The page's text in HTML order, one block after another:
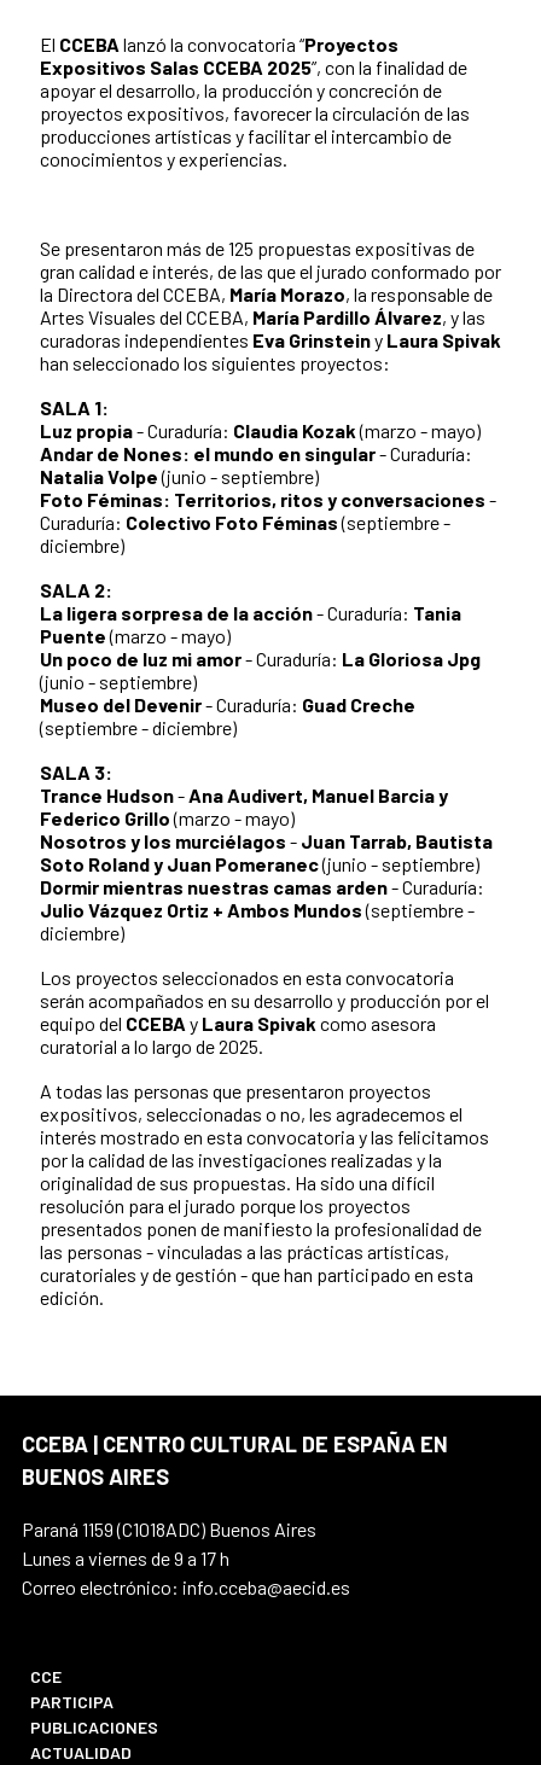
El CCEBA lanzó la convocatoria “Proyectos
Expositivos Salas CCEBA 2025”, con la finalidad de
apoyar el desarrollo, la producción y concreción de
proyectos expositivos, favorecer la circulación de las
producciones artísticas y facilitar el intercambio de
conocimientos y experiencias.
Se presentaron más de 125 propuestas expositivas de
gran calidad e interés, de las que el jurado conformado por
la Directora del CCEBA, María Morazo, la responsable de
Artes Visuales del CCEBA, María Pardillo Álvarez, y las
curadoras independientes Eva Grinsteiny Laura Spivak
han seleccionado los siguientes proyectos:
SALA 1:
Luz propia- Curaduría: Claudia Kozak(marzo - mayo)
Andar de Nones: el mundo en singular- Curaduría:
Natalia Volpe(junio - septiembre)
Foto Féminas: Territorios, ritos y conversaciones -
Curaduría: Colectivo Foto Féminas(septiembre -
diciembre)
SALA 2:
La ligera sorpresa de la acción- Curaduría: Tania
Puente(marzo - mayo)
Un poco de luz mi amor- Curaduría: La Gloriosa Jpg
(junio - septiembre)
Museo del Devenir- Curaduría: Guad Creche
(septiembre - diciembre)
SALA 3:
Trance Hudson- Ana Audivert, Manuel Barcia y
Federico Grillo(marzo - mayo)
Nosotros y los murciélagos - Juan Tarrab, Bautista
Soto Roland y Juan Pomeranec(junio - septiembre)
Dormir mientras nuestras camas arden- Curaduría:
Julio Vázquez Ortiz + Ambos Mundos(septiembre -
diciembre)
Los proyectos seleccionados en esta convocatoria
serán acompañados en su desarrollo y producción por el
equipo del CCEBA y Laura Spivak como asesora
curatorial a lo largo de 2025.
A todas las personas que presentaron proyectos
expositivos, seleccionadas o no, les agradecemos el
interés mostrado en esta convocatoria y las felicitamos
por la calidad de las investigaciones realizadas y la
originalidad de sus propuestas. Ha sido una difícil
resolución para el jurado porque los proyectos
presentados ponen de manifiesto la profesionalidad de
las personas - vinculadas a las prácticas artísticas,
curatoriales y de gestión - que han participado en esta
edición.
CCEBA | CENTRO CULTURAL DE ESPAÑA EN
BUENOS AIRES
Paraná 1159 (C1018ADC) Buenos Aires
Lunes a viernes de 9 a 17 h
Correo electrónico: info.cceba@aecid.es
CCE
PARTICIPA
PUBLICACIONES
ACTUALIDAD